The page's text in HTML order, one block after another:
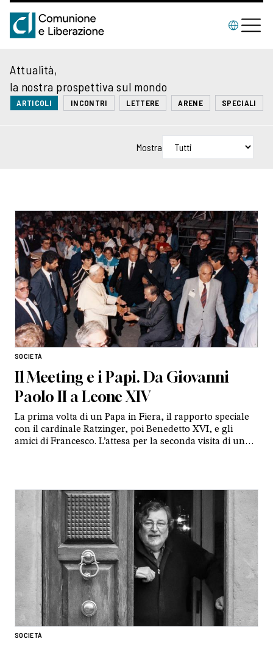
Attualità,
la nostra prospettiva sul mondo
ARTICOLI INCONTRI LETTERE ARENE SPECIALI
Mostra
SOCIETÀ
Il Meeting e i Papi. Da Giovanni
Paolo II a Leone XIV
La prima volta di un Papa in Fiera, il rapporto speciale
con il cardinale Ratzinger, poi Benedetto XVI, e gli
amici di Francesco. L’attesa per la seconda visita di un
SOCIETÀ